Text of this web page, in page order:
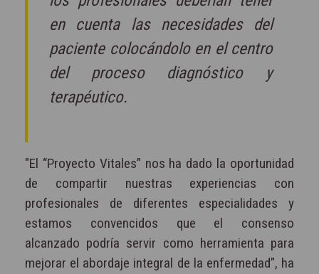
en cuenta las necesidades del
paciente colocándolo en el centro
del proceso diagnóstico y
terapéutico.
"El “Proyecto Vitales” nos ha dado la oportunidad
de compartir nuestras experiencias con
profesionales de diferentes especialidades y
estamos convencidos que el consenso
alcanzado podría servir como herramienta para
mejorar el abordaje integral de la enfermedad”, ha